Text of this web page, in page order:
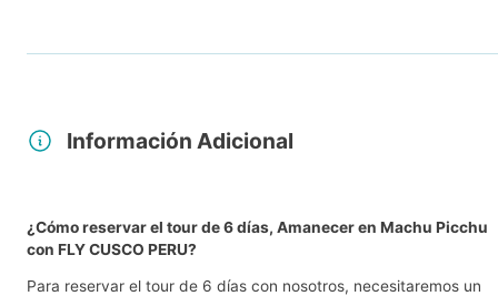
Información Adicional
¿Cómo reservar el tour de 6 días, Amanecer en Machu Picchu
con FLY CUSCO PERU?
Para reservar el tour de 6 días con nosotros, necesitaremos un